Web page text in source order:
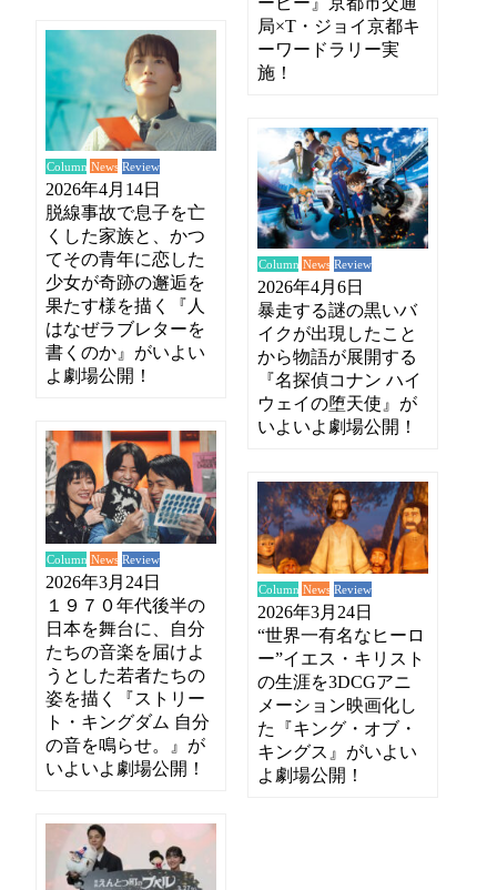
局×T・ジョイ京都キ
ーワードラリー実
施！
Column News Review
2026年4月14日
脱線事故で息子を亡
くした家族と、かつ
てその青年に恋した
少女が奇跡の邂逅を
果たす様を描く『人
はなぜラブレターを
書くのか』がいよい
よ劇場公開！
Column News Review
2026年4月6日
暴走する謎の黒いバ
イクが出現したこと
から物語が展開する
『名探偵コナン ハイ
ウェイの堕天使』が
いよいよ劇場公開！
Column News Review
2026年3月24日
１９７０年代後半の
日本を舞台に、自分
たちの音楽を届けよ
うとした若者たちの
姿を描く『ストリー
ト・キングダム 自分
の音を鳴らせ。』が
いよいよ劇場公開！
Column News Review
2026年3月24日
“世界一有名なヒーロ
ー”イエス・キリスト
の生涯を3DCGアニ
メーション映画化し
た『キング・オブ・
キングス』がいよい
よ劇場公開！